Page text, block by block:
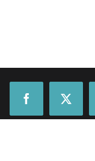
FacebookX